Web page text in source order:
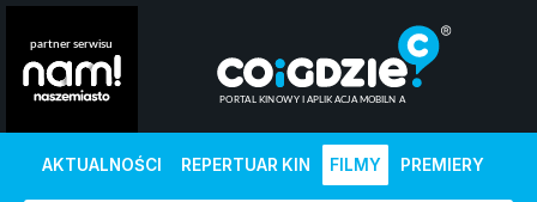
AKTUALNOŚCI REPERTUAR KIN FILMY PREMIERY